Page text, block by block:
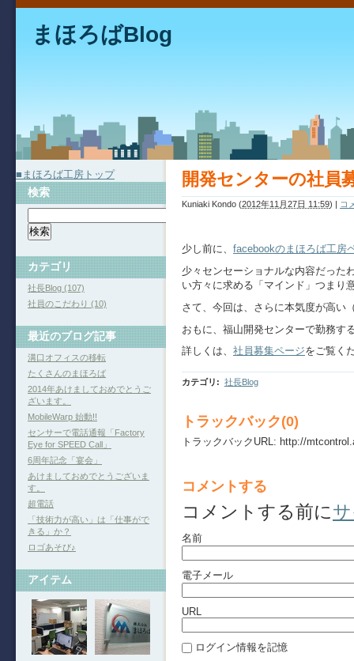
まほろばBlog
開発センターの社員
Kuniaki Kondo (2012年11月27日 11:59) | コ
少し前に、 facebookのまほろば工房
少々センセーショナルな内容だった
い方々に求める「マインド」つまり
さて、今回は、さらに本気度が高い
おもに、福山開発センターで勤務す
詳しくは、 社員募集ページをご覧く
カテゴリ : 社長Blog
トラックバック(0)
トラックバックURL: http://
コメントする
コメントする前に
名前
電子メール
URL
ログイン情報を記憶
■まほろば工房トップ
検索
カテゴリ
社長Blog (107)
社員のこだわり (10)
最近のブログ記事
溝口オフィスの移転
たくさんのまほろば
2014年あけましておめでとうご
ざいます。
MobileWarp 始動!!
センサーで電話通報「Factory
Eye for SPEED Call」
6周年記念「宴会」
あけましておめでとうございま
す。
超電話
「技術力が高い」は「仕事がで
きる」か？
ロゴあそび♪
アイテム